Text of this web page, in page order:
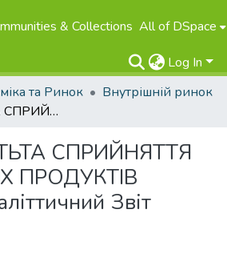
& Collections All of DSpace
Log In
та Ринок
Внутрішній ринок
ОБІЗНАНІСТЬТА СПРИЙНЯТТЯ ОРГАНІЧНИХ ПРОДУКТІВ УКРАЇНІ. Аналіттичний Звіт
СПРИЙНЯТТЯ
ПРОДУКТІВ
Звіт